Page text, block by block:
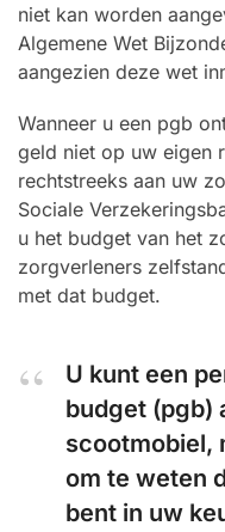
niet kan worden
Algemene Wet
aangezien deze wet
Wanneer u een pgb
geld niet op uw eigen
rechtstreeks aan uw
Sociale
u het budget van het
zorgverleners
met dat budget.
U kunt een
budget (pgb)
scootmobiel,
om te weten
bent in uw